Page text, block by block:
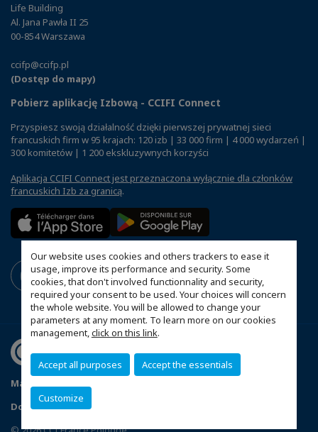
Our website uses cookies and others trackers to ease it
usage, improve its performance and security. Some
cookies, that don't involved functionnality and security,
required your consent to be used. Your choices will concern
the whole website. You will be allowed to change your
parameters at any moment. To learn more on our cookies
management,click on this link.
Accept all purposes Accept the essentials
Customize
Life Building
Al. Jana Pawła II 25
00-854 Warszawa
ccifp@ccifp.pl
(Dostęp do mapy)
Pobierz aplikację Izbową - CCIFI Connect
Przyspiesz swoją działalność dzięki pierwszej prywatnej sieci
francuskich firm w 95 krajach: 120 izb | 33 000 firm | 4 000 wydarzeń |
300 komitetów | 1 200 ekskluzywnych korzyści
Aplikacja CCIFI Connect jest przeznaczona wyłącznie dla członków
francuskich Izb za granicą.
Mapa witryny
Dopasuj swoje ustawienia cookies